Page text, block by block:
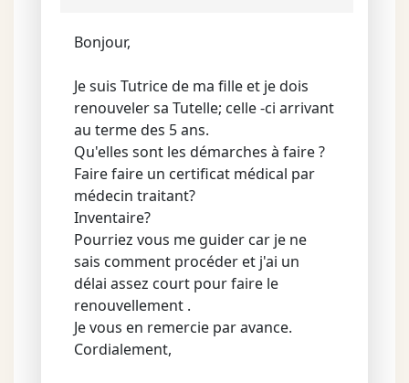
Bonjour,
Je suis Tutrice de ma fille et je dois
renouveler sa Tutelle; celle -ci arrivant
au terme des 5 ans.
Qu'elles sont les démarches à faire ?
Faire faire un certificat médical par
médecin traitant?
Inventaire?
Pourriez vous me guider car je ne
sais comment procéder et j'ai un
délai assez court pour faire le
renouvellement .
Je vous en remercie par avance.
Cordialement,